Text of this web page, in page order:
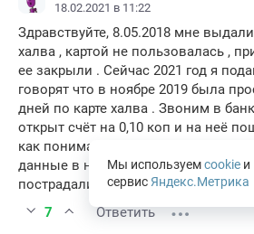
18.02.2021 в 11:22
Здравствуйте, 8.05.2018 мне
халва , картой не пользовалась ,
ее закрыли . Сейчас 2021 год я
говорят что в ноябре 2019 была
дней по карте халва . Звоним в
открыт счёт на 0,10 коп и на неё
как понимать ? Куда нужно
данные в нбки. Из за
пострадали люди
7
Ответить
Мы используемcookie и
сервис Яндекс.Метрика